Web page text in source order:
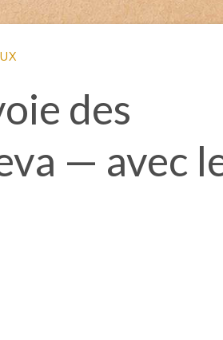
des
— avec